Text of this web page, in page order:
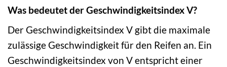
Was bedeutet der Geschwindigkeitsindex V?
Der Geschwindigkeitsindex V gibt die maximale
zulässige Geschwindigkeit für den Reifen an. Ein
Geschwindigkeitsindex von V entspricht einer